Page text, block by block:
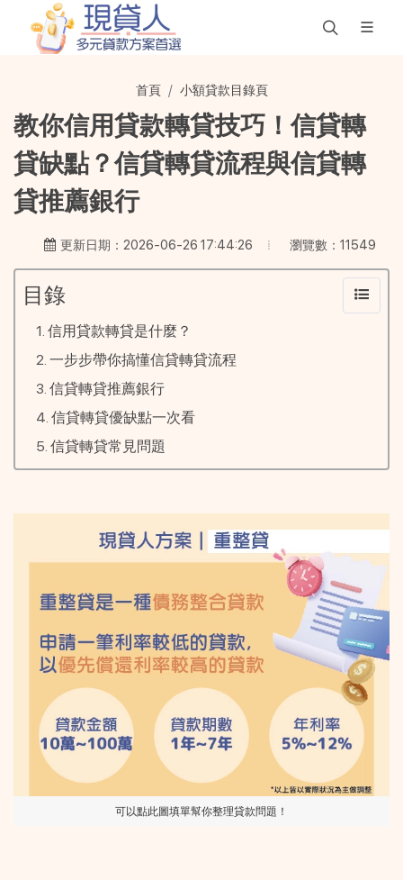
首頁 小額貸款目錄頁
教你信用貸款轉貸技巧！信貸轉
貸缺點？信貸轉貸流程與信貸轉
貸推薦銀行
更新日期：2026-06-26 17:44:26 瀏覽數：11549
目錄
信用貸款轉貸是什麼？
一步步帶你搞懂信貸轉貸流程
信貸轉貸推薦銀行
信貸轉貸優缺點一次看
信貸轉貸常見問題
可以點此圖填單幫你整理貸款問題！